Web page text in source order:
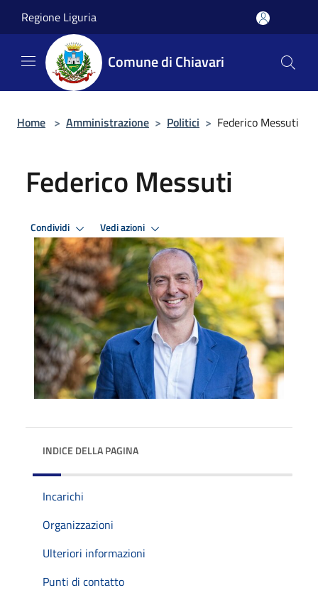
Regione Liguria
Comune di Chiavari
Home > Amministrazione > Politici > Federico Messuti
Federico Messuti
Condividi Vedi azioni
INDICE DELLA PAGINA
Incarichi
Organizzazioni
Ulteriori informazioni
Punti di contatto